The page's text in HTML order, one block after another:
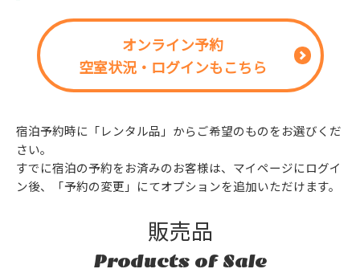
オンライン予約
空室状況・ログインもこちら
宿泊予約時に「レンタル品」からご希望のものをお選びくだ
さい。
すでに宿泊の予約をお済みのお客様は、マイページにログイ
ン後、「予約の変更」にてオプションを追加いただけます。
販売品
Products of Sale